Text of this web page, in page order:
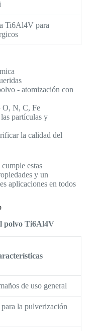
Ti6Al4V para
- atomización con
O, N, C, Fe
partículas y
la calidad del
estas
y un
aplicaciones en todos
polvo Ti6Al4V
de uso general
la pulverización